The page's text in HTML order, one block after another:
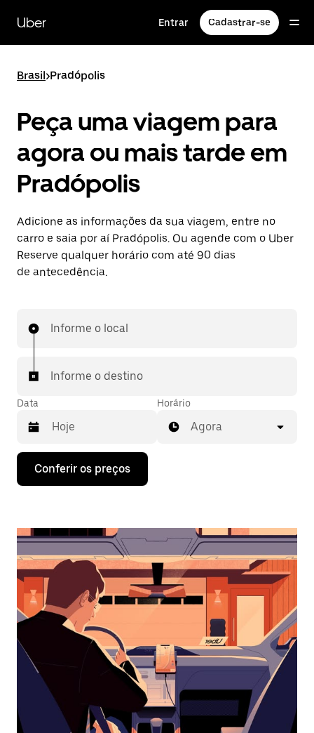
para
conteúdo
Uber Entrar Cadastrar-se
Brasil>Pradópolis
Peça uma viagem para
agora ou mais tarde em
Pradópolis
Adicione as informações da sua viagem, entre no
carro e saia por aí Pradópolis. Ou agende com o Uber
Reserve qualquer horário com até 90 dias
de antecedência.
Informe o local
Informe o destino
Data
Pressione
seta
interagir
o
calendário
selecionar
uma
data.
Pressione
a
tecla
“ESC”
o
calendário.
Horário
Agora
Conferir os preços